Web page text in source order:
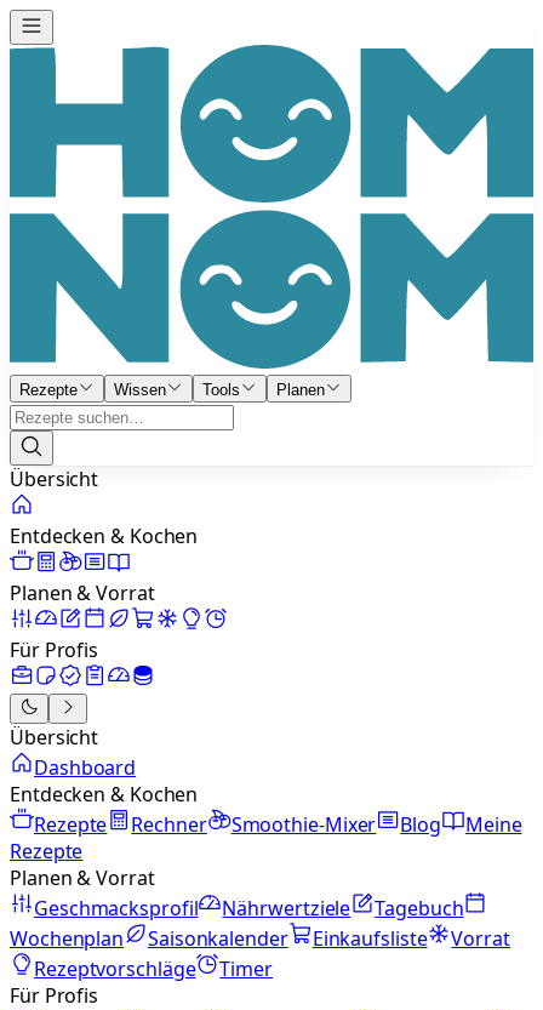
Rezepte Wissen Tools Planen
Übersicht
Entdecken & Kochen
Planen & Vorrat
Für Profis
Übersicht
Dashboard
Entdecken & Kochen
Rezepte
Rechner Smoothie-Mixer Blog
Meine
Rezepte
Planen & Vorrat
Geschmacksprofil
Nährwertziele
Tagebuch
Wochenplan
Saisonkalender Einkaufsliste
Vorrat
Rezeptvorschläge
Timer
Für Profis